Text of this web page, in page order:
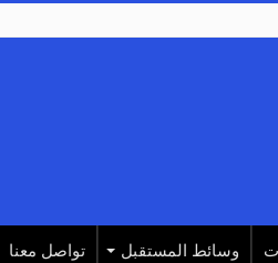
وسائط المستقبل تواصل معنا